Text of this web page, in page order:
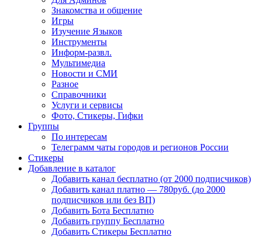
Знакомства и общение
Игры
Изучение Языков
Инструменты
Информ-развл.
Мультимедиа
Новости и СМИ
Разное
Справочники
Услуги и сервисы
Фото, Стикеры, Гифки
Группы
По интересам
Телеграмм чаты городов и регионов России
Стикеры
Добавление в каталог
Добавить канал бесплатно (от 2000 подписчиков)
Добавить канал платно — 780руб. (до 2000
подписчиков или без ВП)
Добавить Бота Бесплатно
Добавить группу Бесплатно
Добавить Стикеры Бесплатно